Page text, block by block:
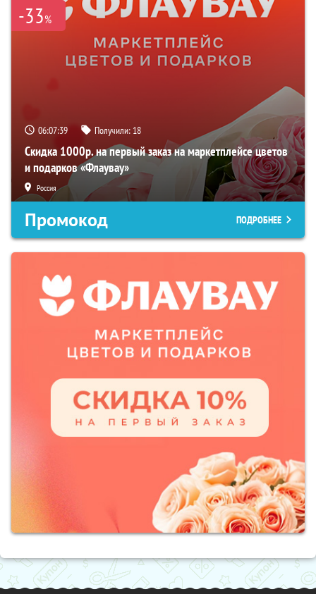
-33%
06:07:38 Получили: 18
Скидка 1000р. на первый заказ на маркетплейсе цветов
и подарков «Флаувау»
Россия
Промокод ПОДРОБНЕЕ